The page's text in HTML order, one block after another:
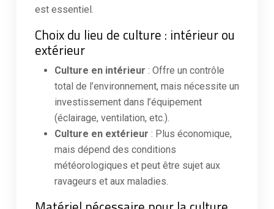
est essentiel.
Choix du lieu de culture : intérieur ou
extérieur
Culture en intérieur : Offre un contrôle
total de l’environnement, mais nécessite un
investissement dans l’équipement
(éclairage, ventilation, etc.).
Culture en extérieur : Plus économique,
mais dépend des conditions
météorologiques et peut être sujet aux
ravageurs et aux maladies.